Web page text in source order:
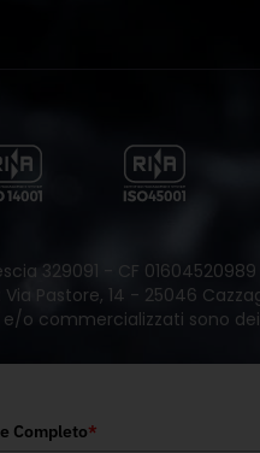
329091 - CF
Via Pastore, 14 - 25046
o commercializzati sono
Completo*